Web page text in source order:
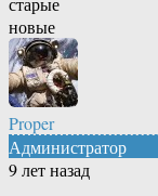
новые
Proper
Администратор
9 лет назад